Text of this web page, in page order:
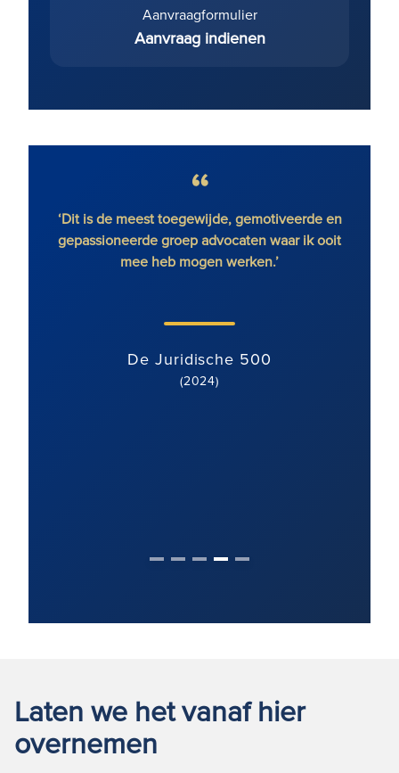
Aanvraagformulier
Aanvraag indienen
‘Dit is de meest toegewijde, gemotiveerde en
gepassioneerde groep advocaten waar ik ooit
mee heb mogen werken.’
De Juridische 500
(2024)
Laten we het vanaf hier
overnemen